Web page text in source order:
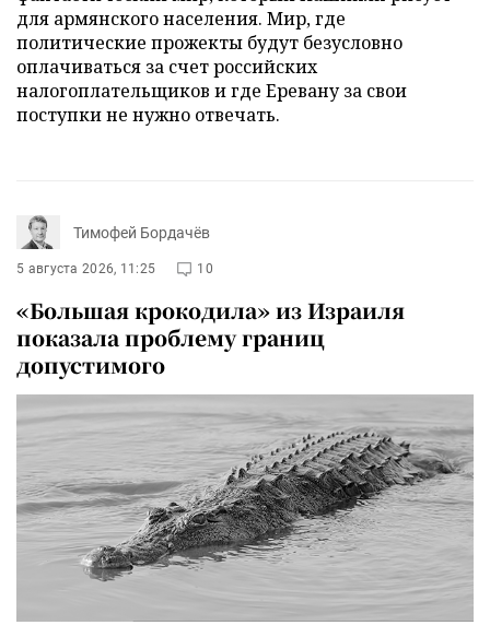
для армянского населения. Мир, где
политические прожекты будут безусловно
оплачиваться за счет российских
налогоплательщиков и где Еревану за свои
поступки не нужно отвечать.
Тимофей Бордачёв
5 августа 2026, 11:25 10
«Большая крокодила» из Израиля
показала проблему границ
допустимого